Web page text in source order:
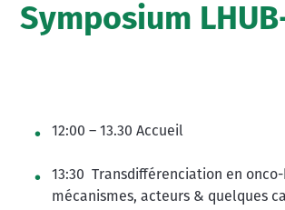
Symposium
12:00 – 13.30 Accueil
13:30 Transdifférenciation en
mécanismes, acteurs & quelques